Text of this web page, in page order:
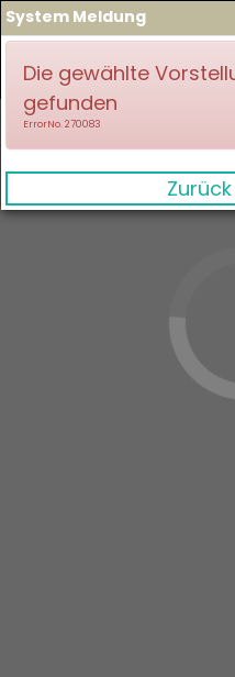
System Meldung
Die gewählte
gefunden
ErrorNo. 270083